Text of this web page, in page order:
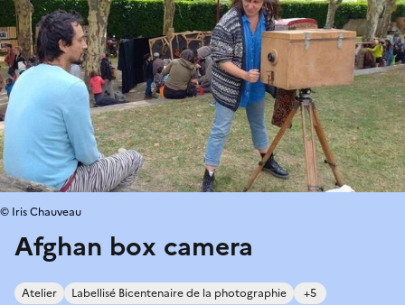
Afghan box camera
Atelier Labellisé Bicentenaire de la photographie +5
© Iris Chauveau